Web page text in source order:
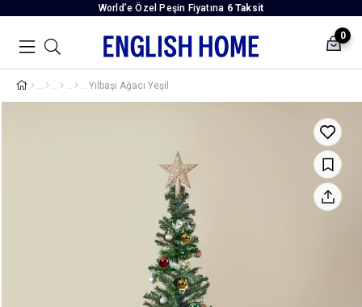
World’e Özel Peşin Fiyatına 6 Taksit
0
Yılbaşı Ağacı Yeşil